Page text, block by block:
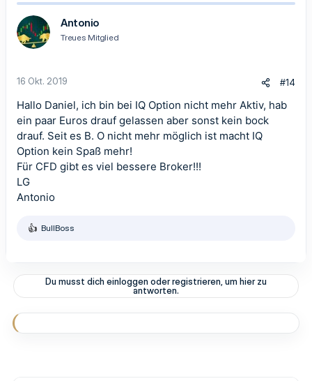
k
t
i
o
n
Antonio
Treues Mitglied
16 Okt. 2019 #14
Hallo Daniel, ich bin bei IQ Option nicht mehr Aktiv, hab
ein paar Euros drauf gelassen aber sonst kein bock
drauf. Seit es B. O nicht mehr möglich ist macht IQ
Option kein Spaß mehr!
Für CFD gibt es viel bessere Broker!!!
LG
Antonio
R
t
o
n
n
BullBoss
Du musst dich einloggen oder registrieren, um hier zu
antworten.